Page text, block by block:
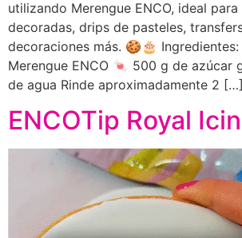
utilizando Merengue ENCO, ideal
decoradas, drips de pasteles,
decoraciones más. 🍪🎂
Merengue ENCO 🍬 500 g de azúcar
de agua Rinde aproximadamente 2 […]
ENCOTip Royal